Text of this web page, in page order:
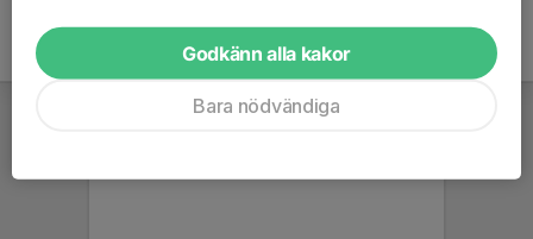
Godkänn alla kakor
Bara nödvändiga